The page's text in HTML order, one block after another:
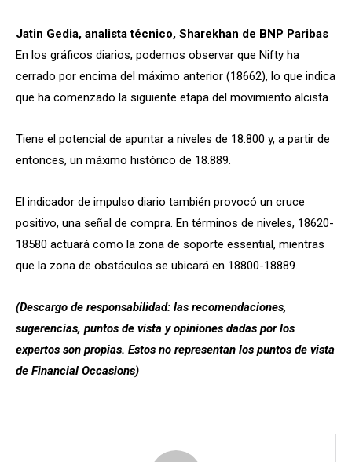
Jatin Gedia, analista técnico, Sharekhan de BNP Paribas
En los gráficos diarios, podemos observar que Nifty ha
cerrado por encima del máximo anterior (18662), lo que indica
que ha comenzado la siguiente etapa del movimiento alcista.
Tiene el potencial de apuntar a niveles de 18.800 y, a partir de
entonces, un máximo histórico de 18.889.
El indicador de impulso diario también provocó un cruce
positivo, una señal de compra. En términos de niveles, 18620-
18580 actuará como la zona de soporte essential, mientras
que la zona de obstáculos se ubicará en 18800-18889.
(Descargo de responsabilidad: las recomendaciones,
sugerencias, puntos de vista y opiniones dadas por los
expertos son propias. Estos no representan los puntos de vista
de Financial Occasions)